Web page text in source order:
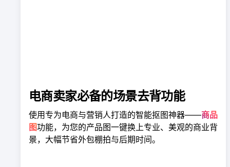
电商卖家必备的场景去背功能
使用专为电商与营销人打造的智能抠图神器——商品
图功能，为您的产品图一键换上专业、美观的商业背
景，大幅节省外包棚拍与后期时间。